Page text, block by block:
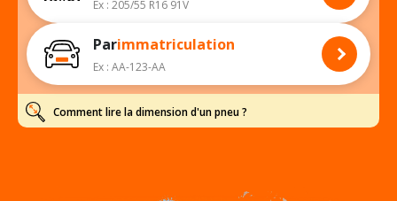
Ex : 205/55 R16 91V
Parimmatriculation
Ex : AA-123-AA
Comment lire la dimension d'un pneu ?